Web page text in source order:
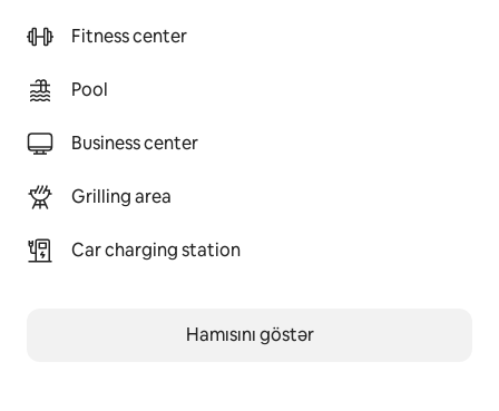
Fitness center
Pool
Business center
Grilling area
Car charging station
Hamısını göstər